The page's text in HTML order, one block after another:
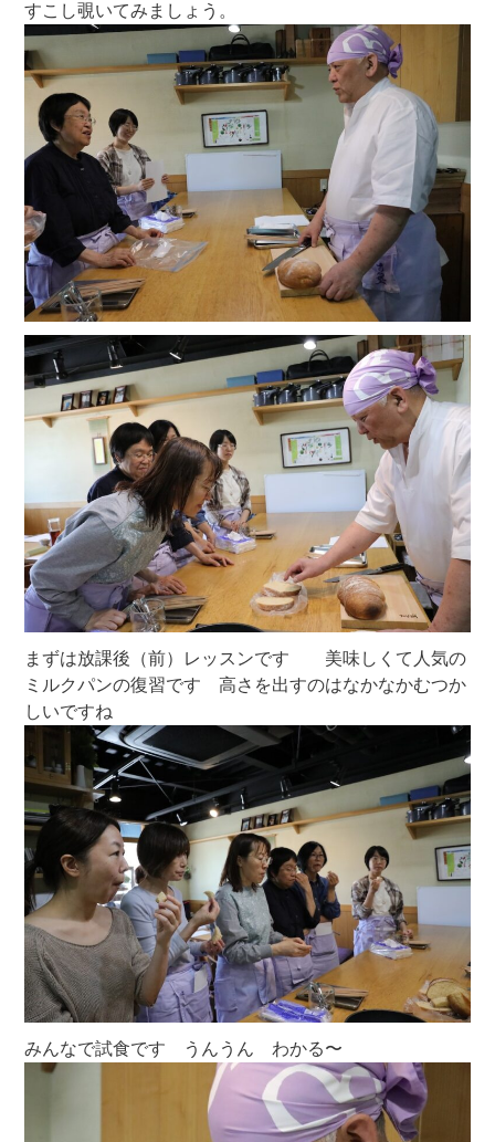
すこし覗いてみましょう。
まずは放課後（前）レッスンです 美味しくて人気の
ミルクパンの復習です 高さを出すのはなかなかむつか
しいですね
みんなで試食です うんうん わかる〜